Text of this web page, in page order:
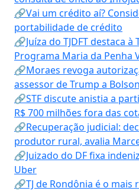
🔗Vai um crédito aí?
portabilidade de crédito
🔗Juíza do TJDFT destaca
Programa Maria da Penha
🔗Moraes revoga
assessor de Trump a
🔗STF discute anistia a
R$ 700 milhões fora das
🔗Recuperação judicial:
produtor rural, avalia
🔗Juizado do DF fixa
Uber
🔗TJ de Rondônia é o mais